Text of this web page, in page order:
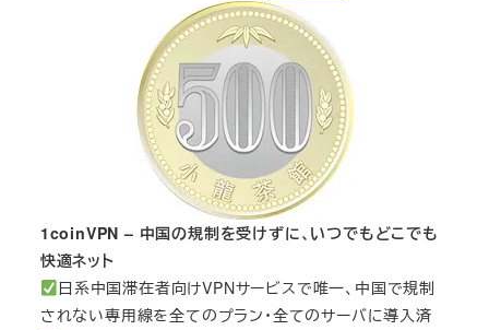
1coinVPN – 中国の規制を受けずに、いつでもどこでも
快適ネット
日系中国滞在者向けVPNサービスで唯一、中国で規制
されない専用線を全てのプラン・全てのサーバに導入済